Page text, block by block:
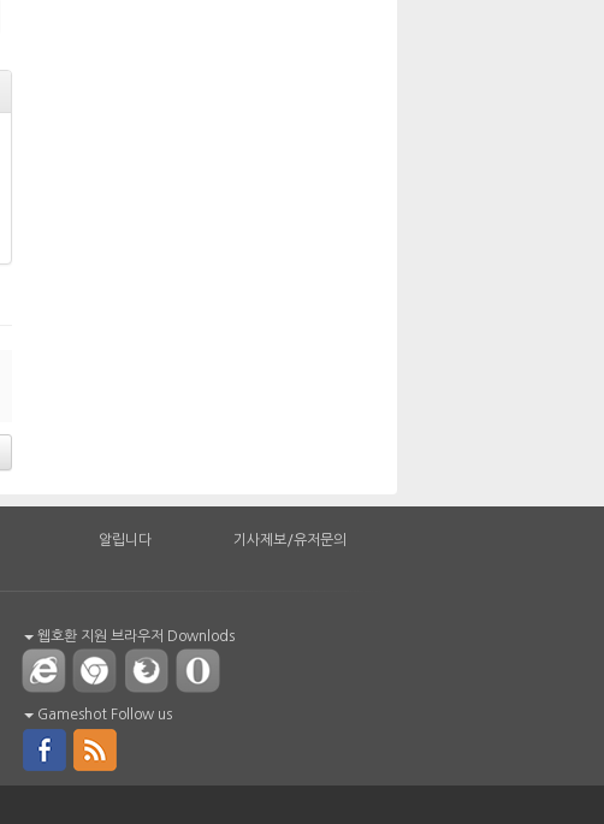
알립니다 기사제보/유저문의
웹호환 지원 브라우저 Downlods
Gameshot Follow us